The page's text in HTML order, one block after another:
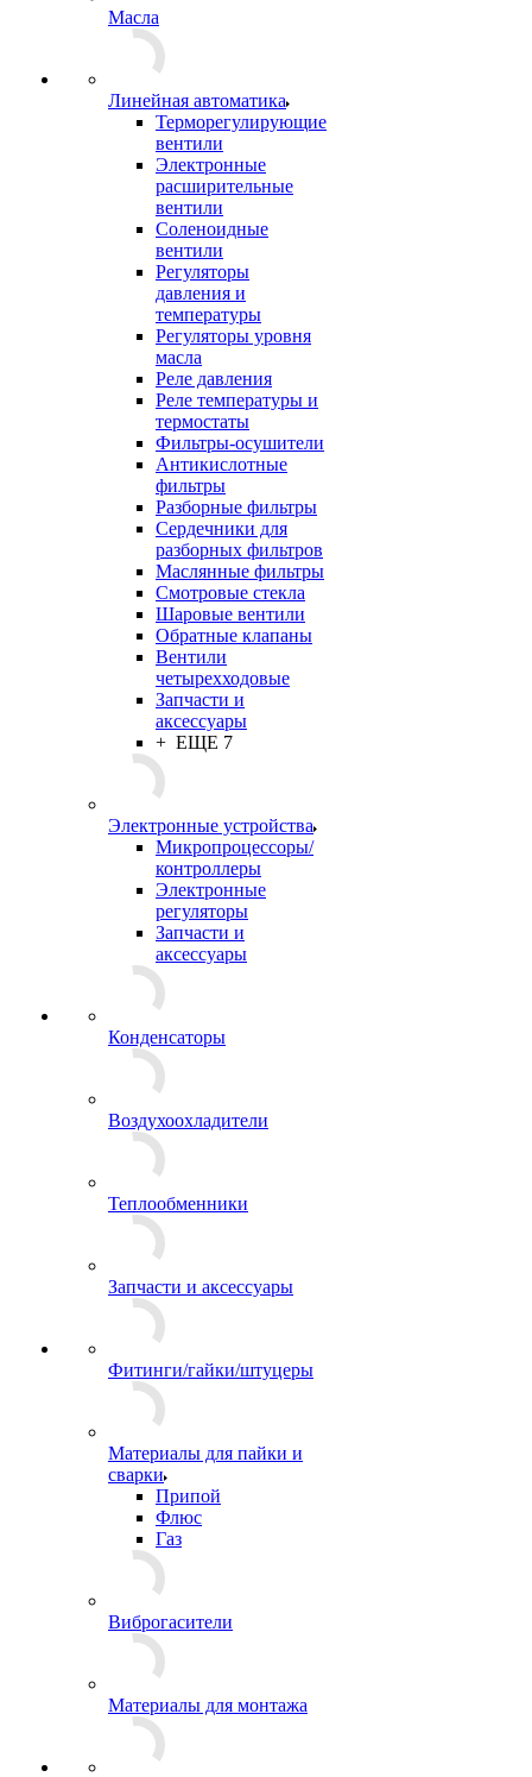
Масла
Линейная автоматика
Терморегулирующие
вентили
Электронные
расширительные
вентили
Соленоидные
вентили
Регуляторы
давления и
температуры
Регуляторы уровня
масла
Реле давления
Реле температуры и
термостаты
Фильтры-осушители
Антикислотные
фильтры
Разборные фильтры
Сердечники для
разборных фильтров
Маслянные фильтры
Смотровые стекла
Шаровые вентили
Обратные клапаны
Вентили
четырехходовые
Запчасти и
аксессуары
+ ЕЩЕ 7
Электронные устройства
Микропроцессоры/
контроллеры
Электронные
регуляторы
Запчасти и
аксессуары
Конденсаторы
Воздухоохладители
Теплообменники
Запчасти и аксессуары
Фитинги/гайки/штуцеры
Материалы для пайки и
сварки
Припой
Флюс
Газ
Виброгасители
Материалы для монтажа